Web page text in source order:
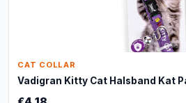
CAT COLLAR
Vadigran Kitty Cat Halsband Kat